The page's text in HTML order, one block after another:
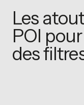
Les
POI
des